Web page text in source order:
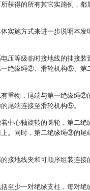
获得的所有其它实施例，都
实施方式来进一步说明本发
压等级临时接地线的挂接装
绝缘绳②、滑轮机构⑤、第
重物，尾端与第一绝缘绳②
尾端连接至滑轮机构⑤。
中心轴旋转的圆轮，第二绝
。同时，第二绝缘绳③的尾
接地线夹和可顺序组装连接
至少一对绝缘支柱，每对绝